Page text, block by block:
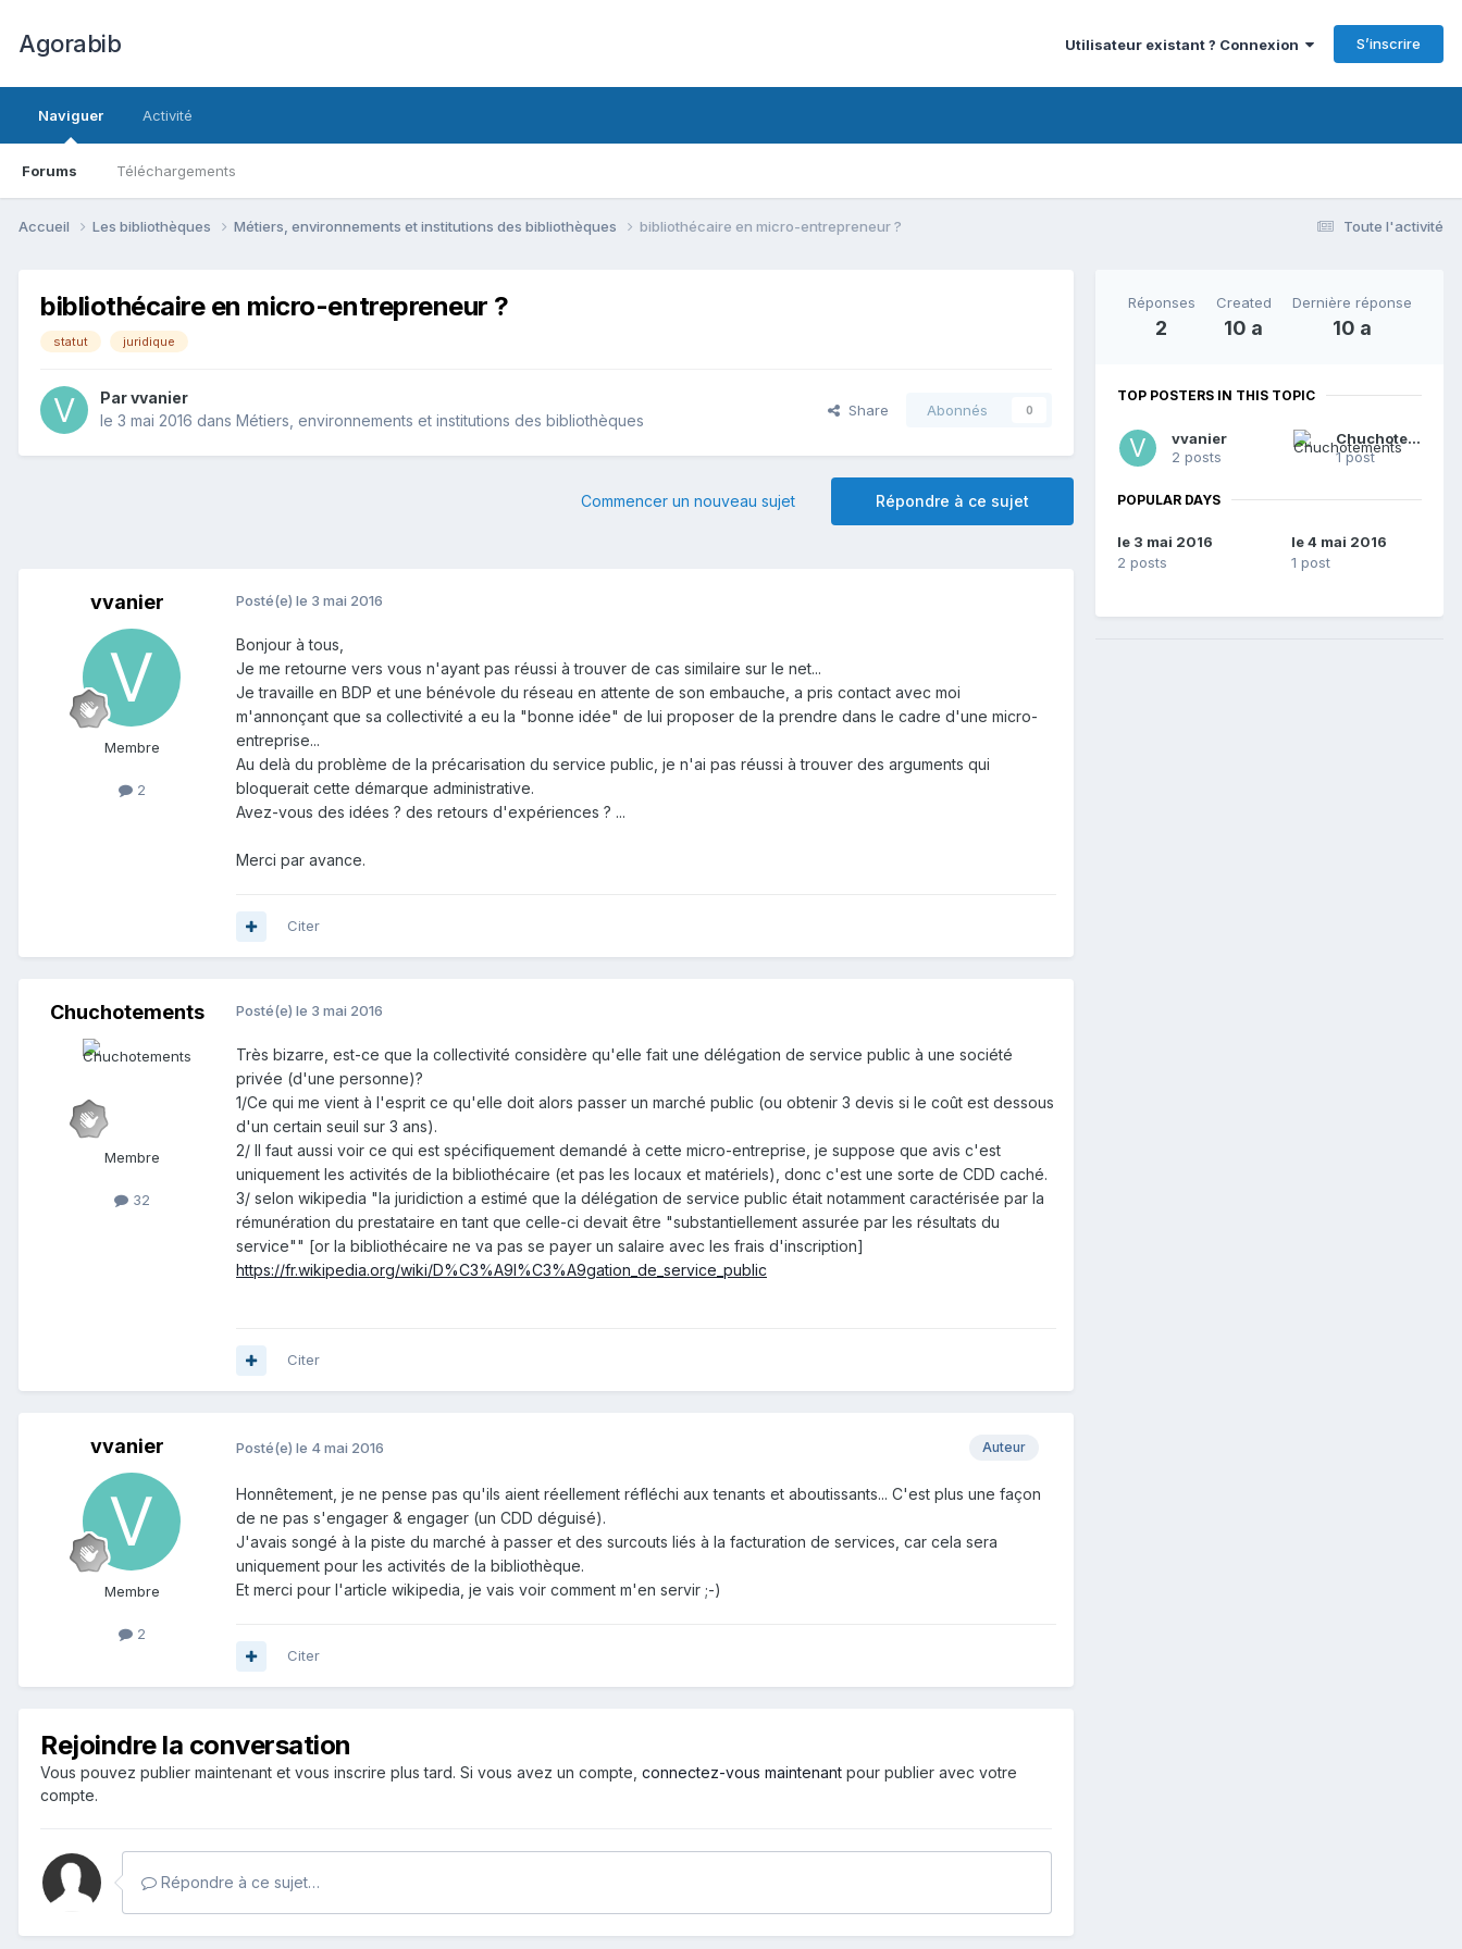
Agorabib Utilisateur existant ? Connexion S’inscrire
Naviguer
Forums Téléchargements
Activité
Toute l'activité
Accueil Les bibliothèques Métiers, environnements et institutions des bibliothèques bibliothécaire en micro-entrepreneur ?
bibliothécaire en micro-entrepreneur ?
statut juridique
Par vvanier
le 3 mai 2016 dans Métiers, environnements et institutions des bibliothèques
Share Abonnés 0
Répondre à ce sujet
Commencer un nouveau sujet
vvanier
Membre
2
Posté(e) le 3 mai 2016
Bonjour à tous,
Je me retourne vers vous n'ayant pas réussi à trouver de cas similaire sur le net...
Je travaille en BDP et une bénévole du réseau en attente de son embauche, a pris contact avec moi
m'annonçant que sa collectivité a eu la "bonne idée" de lui proposer de la prendre dans le cadre d'une micro-
entreprise...
Au delà du problème de la précarisation du service public, je n'ai pas réussi à trouver des arguments qui
bloquerait cette démarque administrative.
Avez-vous des idées ? des retours d'expériences ? ...
Merci par avance.
Citer
Chuchotements
Membre
32
Posté(e) le 3 mai 2016
Très bizarre, est-ce que la collectivité considère qu'elle fait une délégation de service public à une société
privée (d'une personne)?
1/Ce qui me vient à l'esprit ce qu'elle doit alors passer un marché public (ou obtenir 3 devis si le coût est dessous
d'un certain seuil sur 3 ans).
2/ Il faut aussi voir ce qui est spécifiquement demandé à cette micro-entreprise, je suppose que avis c'est
uniquement les activités de la bibliothécaire (et pas les locaux et matériels), donc c'est une sorte de CDD caché.
3/ selon wikipedia "la juridiction a estimé que la délégation de service public était notamment caractérisée par la
rémunération du prestataire en tant que celle-ci devait être "substantiellement assurée par les résultats du
service"" [or la bibliothécaire ne va pas se payer un salaire avec les frais d'inscription]
https://fr.wikipedia.org/wiki/D%C3%A9l%C3%A9gation_de_service_public
Citer
vvanier
Membre
2
Auteur
Posté(e) le 4 mai 2016
Honnêtement, je ne pense pas qu'ils aient réellement réfléchi aux tenants et aboutissants... C'est plus une façon
de ne pas s'engager & engager (un CDD déguisé).
J'avais songé à la piste du marché à passer et des surcouts liés à la facturation de services, car cela sera
uniquement pour les activités de la bibliothèque.
Et merci pour l'article wikipedia, je vais voir comment m'en servir ;-)
Citer
Rejoindre la conversation
Vous pouvez publier maintenant et vous inscrire plus tard. Si vous avez un compte, connectez-vous maintenant pour publier avec votre
compte.
Répondre à ce sujet…
Réponses
2
Created
10 a
Dernière réponse
10 a
TOP POSTERS IN THIS TOPIC
vvanier
2 posts
Chuchotements
1 post
POPULAR DAYS
le 3 mai 2016
2 posts
le 4 mai 2016
1 post